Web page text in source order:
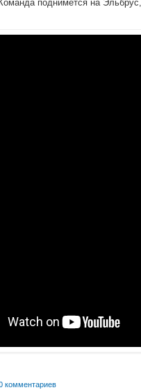
поднимется на
комментариев